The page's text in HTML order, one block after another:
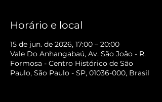
Horário e local
15 de jun. de 2026, 17:00 – 20:00
Vale Do Anhangabaú, Av. São João - R.
Formosa - Centro Histórico de São
Paulo, São Paulo - SP, 01036-000, Brasil